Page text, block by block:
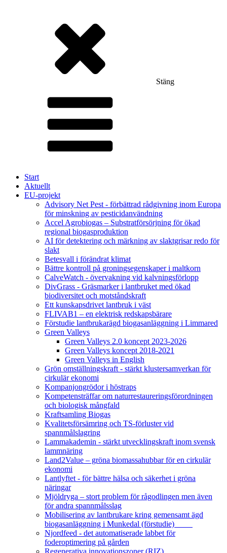
Stäng
Start
Aktuellt
EU-projekt
Advisory Net Pest - förbättrad rådgivning inom Europa
för minskning av pesticidanvändning
Accel Agrobiogas – Substratförsörjning för ökad
regional biogasproduktion
AI för detektering och märkning av slaktgrisar redo för
slakt
Betesvall i förändrat klimat
Bättre kontroll på groningsegenskaper i maltkorn
CalveWatch - övervakning vid kalvningsförlopp
DivGrass - Gräsmarker i lantbruket med ökad
biodiversitet och motståndskraft
Ett kunskapsdrivet lantbruk i väst
FLIVAB1 – en elektrisk redskapsbärare
Förstudie lantbrukarägd biogasanläggning i Limmared
Green Valleys
Green Valleys 2.0 koncept 2023-2026
Green Valleys koncept 2018-2021
Green Valleys in English
Grön omställningskraft - stärkt klustersamverkan för
cirkulär ekonomi
Kompanjongrödor i höstraps
Kompetensträffar om naturrestaureringsförordningen
och biologisk mångfald
Kraftsamling Biogas
Kvalitetsförsämring och TS-förluster vid
spannmålslagring
Lammakademin - stärkt utvecklingskraft inom svensk
lammnäring
Land2Value – gröna biomassahubbar för en cirkulär
ekonomi
Lantlyftet - för bättre hälsa och säkerhet i gröna
näringar
Mjöldryga – stort problem för rågodlingen men även
för andra spannmålsslag
Mobilisering av lantbrukare kring gemensamt ägd
biogasanläggning i Munkedal (förstudie)
Njordfeed - det automatiserade labbet för
foderoptimering på gården
Regenerativa innovationszoner (RIZ)